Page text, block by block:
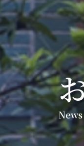
News